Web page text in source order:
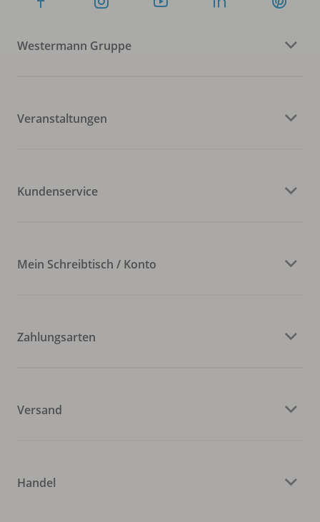
Westermann Gruppe
Veranstaltungen
Kundenservice
Mein Schreibtisch / Konto
Zahlungsarten
Versand
Handel